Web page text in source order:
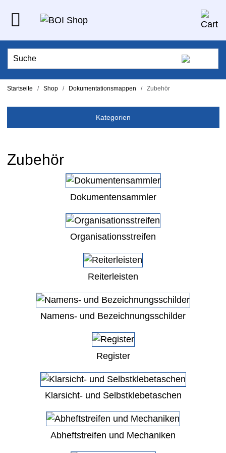
Startseite Shop Dokumentationsmappen Zubehör
Kategorien
Zubehör
Dokumentensammler
Organisationsstreifen
Reiterleisten
Namens- und Bezeichnungsschilder
Register
Klarsicht- und Selbstklebetaschen
Abheftstreifen und Mechaniken